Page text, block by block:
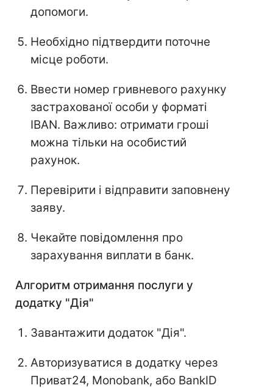
допомоги.
Необхідно підтвердити поточне
місце роботи.
Ввести номер гривневого рахунку
застрахованої особи у форматі
IBAN. Важливо: отримати гроші
можна тільки на особистий
рахунок.
Перевірити і відправити заповнену
заяву.
Чекайте повідомлення про
зарахування виплати в банк.
Алгоритм отримання послуги у
додатку "Дія"
Завантажити додаток "Дія".
Авторизуватися в додатку через
Приват24, Monobank, або BankID